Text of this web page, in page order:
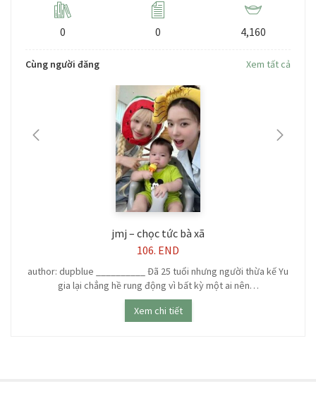
0 0 4,160
Cùng người đăng Xem tất cả
jmj – chọc tức bà xã
106. END
author: dupblue __________ Đã 25 tuổi nhưng người thừa kế Yu
gia lại chẳng hề rung động vì bất kỳ một ai nên…
Xem chi tiết